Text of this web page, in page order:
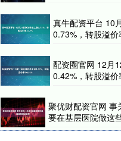
真牛配资平台 10
0.73%，转股溢
配资圈官网 12月
0.42%，转股溢
聚优财配资官网 事
要在基层医院做这